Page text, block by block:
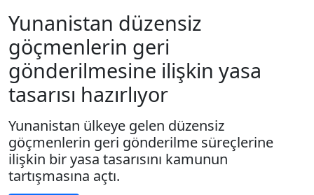
Yunanistan düzensiz
göçmenlerin geri
gönderilmesine ilişkin yasa
tasarısı hazırlıyor
Yunanistan ülkeye gelen düzensiz
göçmenlerin geri gönderilme süreçlerine
ilişkin bir yasa tasarısını kamunun
tartışmasına açtı.